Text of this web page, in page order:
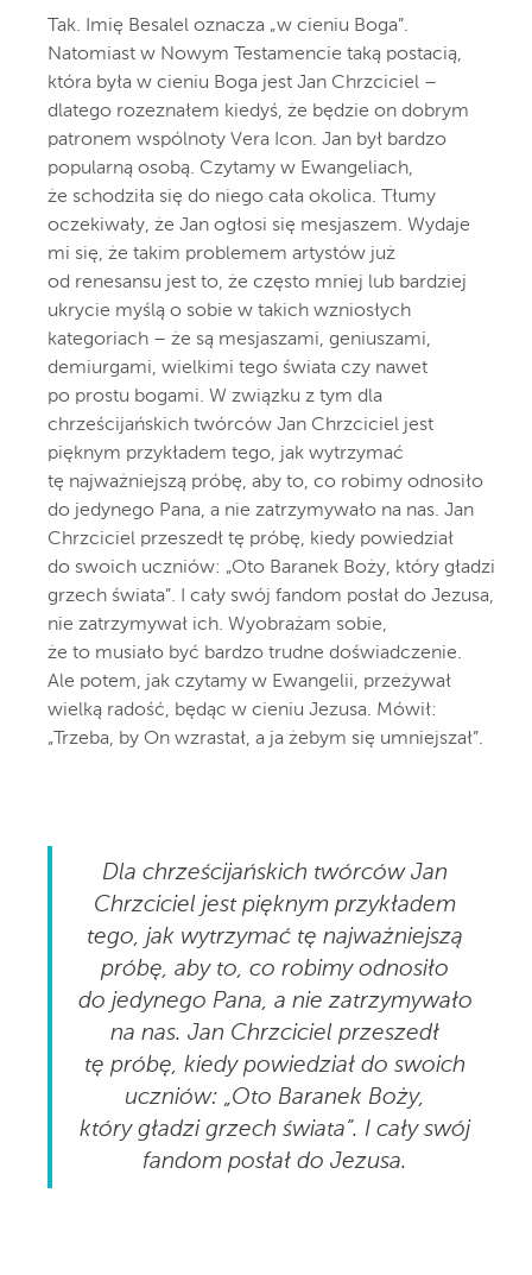
Tak. Imię Besalel oznacza „w cieniu Boga”.
Natomiast w Nowym Testamencie taką postacią,
która była w cieniu Boga jest Jan Chrzciciel –
dlatego rozeznałem kiedyś, że będzie on dobrym
patronem wspólnoty Vera Icon. Jan był bardzo
popularną osobą. Czytamy w Ewangeliach,
że schodziła się do niego cała okolica. Tłumy
oczekiwały, że Jan ogłosi się mesjaszem. Wydaje
mi się, że takim problemem artystów już
od renesansu jest to, że często mniej lub bardziej
ukrycie myślą o sobie w takich wzniosłych
kategoriach – że są mesjaszami, geniuszami,
demiurgami, wielkimi tego świata czy nawet
po prostu bogami. W związku z tym dla
chrześcijańskich twórców Jan Chrzciciel jest
pięknym przykładem tego, jak wytrzymać
tę najważniejszą próbę, aby to, co robimy odnosiło
do jedynego Pana, a nie zatrzymywało na nas. Jan
Chrzciciel przeszedł tę próbę, kiedy powiedział
do swoich uczniów: „Oto Baranek Boży, który gładzi
grzech świata”. I cały swój fandom posłał do Jezusa,
nie zatrzymywał ich. Wyobrażam sobie,
że to musiało być bardzo trudne doświadczenie.
Ale potem, jak czytamy w Ewangelii, przeżywał
wielką radość, będąc w cieniu Jezusa. Mówił:
„Trzeba, by On wzrastał, a ja żebym się umniejszał”.
Dla chrześcijańskich twórców Jan
Chrzciciel jest pięknym przykładem
tego, jak wytrzymać tę najważniejszą
próbę, aby to, co robimy odnosiło
do jedynego Pana, a nie zatrzymywało
na nas. Jan Chrzciciel przeszedł
tę próbę, kiedy powiedział do swoich
uczniów: „Oto Baranek Boży,
który gładzi grzech świata”. I cały swój
fandom posłał do Jezusa.